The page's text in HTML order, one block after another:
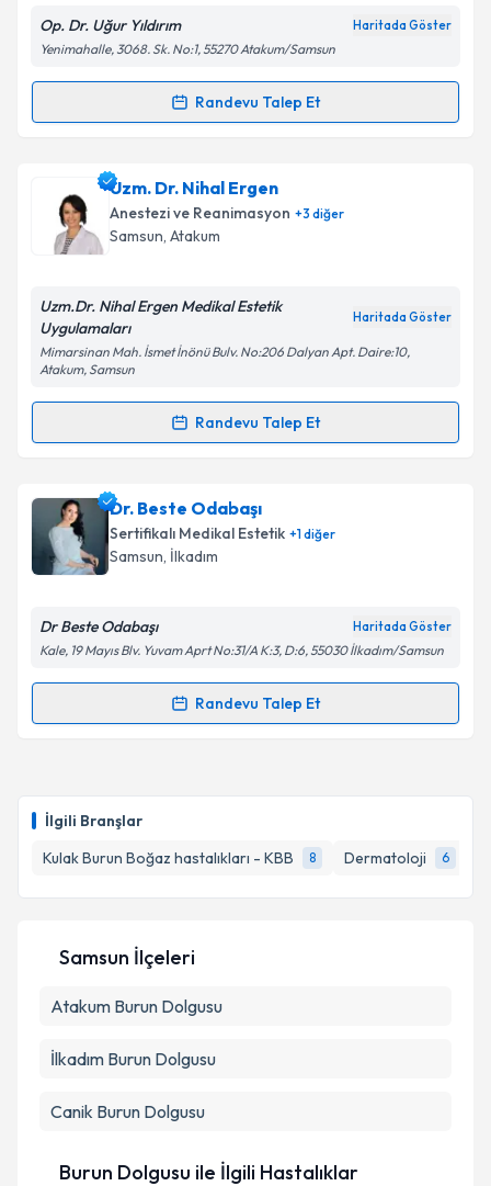
İlgili Branşlar
Kulak Burun Boğaz hastalıkları - KBB
8 Dermatoloji 6
Kişisel verilerimin işlenmesine ilişkin
Aydınlatma
Metni'ni okudum ve kişisel verilerimin belirtilen
kapsamda işlenmesini kabul ediyorum.
Op. Dr. Uğur Yıldırım Haritada Göster
Yenimahalle, 3068. Sk. No:1, 55270 Atakum/Samsun
Randevu Talep Et
Randevu Takvimi Talebi
Op. Dr. Uğur Yıldırımiçin randevu takvimi talebi
oluşturun. Size bu uzmandan randevu almanız için bir
takvim hazırlandığında e-posta ile bilgilendireceğiz.
Metni'ni okudum ve kişisel verilerimin belirtilen
kapsamda işlenmesini kabul ediyorum.
Uzm. Dr. Nihal Ergen
Anestezi ve Reanimasyon +3 diğer
Samsun, Atakum
Uzm.Dr. Nihal Ergen Medikal Estetik
Uygulamaları
Haritada Göster
Mimarsinan Mah. İsmet İnönü Bulv. No:206 Dalyan Apt. Daire:10,
Atakum, Samsun
Randevu Talep Et
Randevu Takvimi Talebi
Uzm. Dr. Nihal Ergeniçin randevu takvimi talebi
oluşturun. Size bu uzmandan randevu almanız için bir
takvim hazırlandığında e-posta ile bilgilendireceğiz.
Kişisel verilerimin işlenmesine ilişkin
Metni'ni okudum ve kişisel verilerimin belirtilen
Dr. Beste Odabaşı
Sertifikalı Medikal Estetik +1diğer
Samsun, İlkadım
Dr Beste Odabaşı Haritada Göster
Kale, 19 Mayıs Blv. Yuvam Aprt No:31/A K:3, D:6, 55030 İlkadım/Samsun
Randevu Talep Et
Randevu Takvimi Talebi
takvim hazırlandığında e-posta ile bilgilendireceğiz.
Metni'ni okudum ve kişisel verilerimin belirtilen
Samsun İlçeleri
Atakum Burun Dolgusu
İlkadım Burun Dolgusu
Canik Burun Dolgusu
Burun Dolgusu ile İlgili Hastalıklar